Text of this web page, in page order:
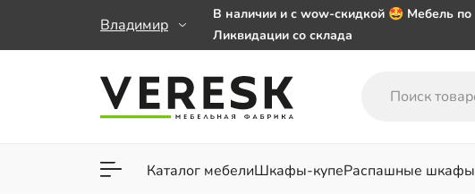
Владимир
В наличии и с wow-скидкой 🤩 Мебель по
Ликвидации со склада
заказе от 50 000 ₽
Важно! Наш Whatsapp переехал на номер
Каталог мебелиШкафы-купеРаспашные шкафы